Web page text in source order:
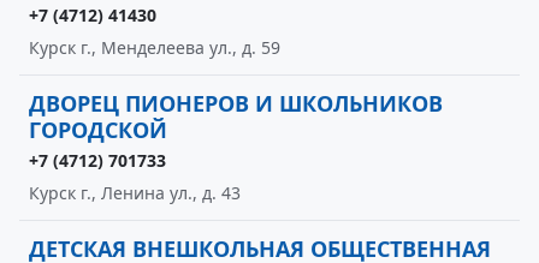
+7 (4712) 41430
Курск г., Менделеева ул., д. 59
ДВОРЕЦ ПИОНЕРОВ И ШКОЛЬНИКОВ
ГОРОДСКОЙ
+7 (4712) 701733
Курск г., Ленина ул., д. 43
ДЕТСКАЯ ВНЕШКОЛЬНАЯ ОБЩЕСТВЕННАЯ